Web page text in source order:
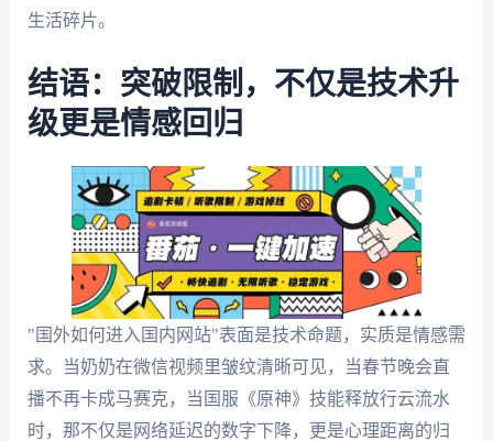
生活碎片。
结语：突破限制，不仅是技术升
级更是情感回归
"国外如何进入国内网站"表面是技术命题，实质是情感需
求。当奶奶在微信视频里皱纹清晰可见，当春节晚会直
播不再卡成马赛克，当国服《原神》技能释放行云流水
时，那不仅是网络延迟的数字下降，更是心理距离的归